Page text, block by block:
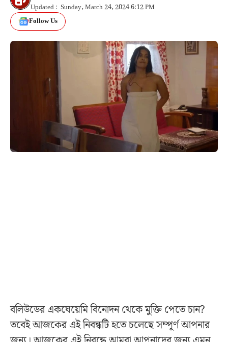
Updated : Sunday, March 24, 2024 6:12 PM
Follow Us
বলিউডের একঘেয়েমি বিনোদন থেকে মুক্তি পেতে চান?
তবেই আজকের এই নিবন্ধটি হতে চলেছে সম্পূর্ণ আপনার